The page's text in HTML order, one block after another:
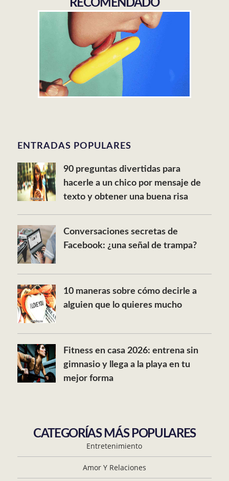
RECOMENDADO
ENTRADAS POPULARES
90 preguntas divertidas para
hacerle a un chico por mensaje de
texto y obtener una buena risa
Conversaciones secretas de
Facebook: ¿una señal de trampa?
10 maneras sobre cómo decirle a
alguien que lo quieres mucho
Fitness en casa 2026: entrena sin
gimnasio y llega a la playa en tu
mejor forma
CATEGORÍAS MÁS POPULARES
Entretenimiento
Amor Y Relaciones